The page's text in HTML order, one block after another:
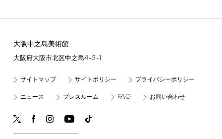
大阪中之島美術館
大阪府大阪市北区中之島4-3-1
サイトマップ サイトポリシー プライバシーポリシー
ニュース プレスルーム FAQ お問い合わせ